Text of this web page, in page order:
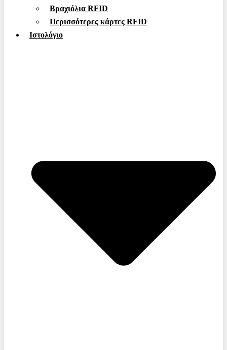
Βραχιόλια RFID
Περισσότερες κάρτες RFID
Ιστολόγιο